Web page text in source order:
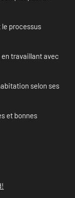
le processus
travaillant avec
selon ses
et bonnes